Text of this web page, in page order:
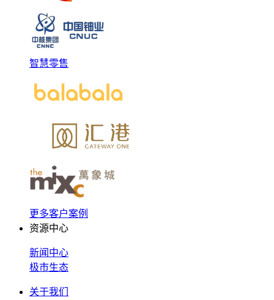
智慧零售
更多客户案例
资源中心
新闻中心
极市生态
关于我们